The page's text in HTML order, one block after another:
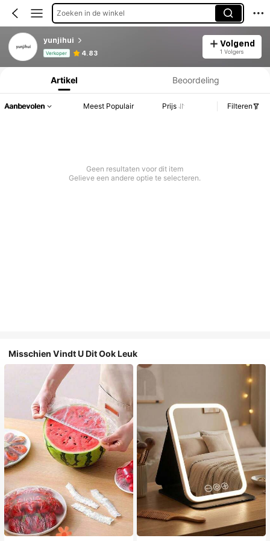
Zoeken in de winkel
yunjihui
Verkoper 4.83
Volgend
1 Volgers
Productinformatie: Prijsopenbaring, Verkoop- en Voorraadgegevens.
Artikel Beoordeling
Aanbevolen Meest Populair Prijs Filteren
Geen resultaten voor dit item
Gelieve een andere optie te selecteren.
Misschien Vindt U Dit Ook Leuk